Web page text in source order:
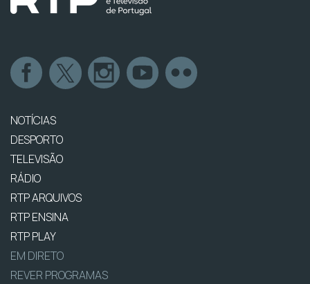
NOTÍCIAS
DESPORTO
TELEVISÃO
RÁDIO
RTP ARQUIVOS
RTP ENSINA
RTP PLAY
EM DIRETO
REVER PROGRAMAS